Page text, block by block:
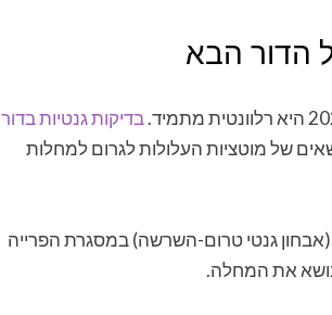
הדור הבא
בדיקות גנטיות בדור
של מוטציות העלולות לגרום למחלות
גילוי מוקדם מאפשר לזוגות לבצע תהליכים כמו PGD (אבחון גנטי טרום-השרשה) במסגרת הפרייה
נושא את המחלה.